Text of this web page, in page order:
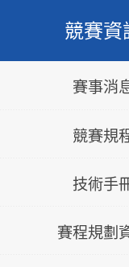
競賽資
賽事消
競賽規
技術手
賽程規劃